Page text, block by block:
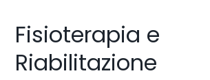
Fisioterapia e
Riabilitazione